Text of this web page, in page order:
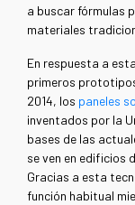
a buscar fórmulas
materiales
En respuesta a
primeros
2014, los paneles
inventados por la
bases de las
se ven en edificios
Gracias a esta
función habitual